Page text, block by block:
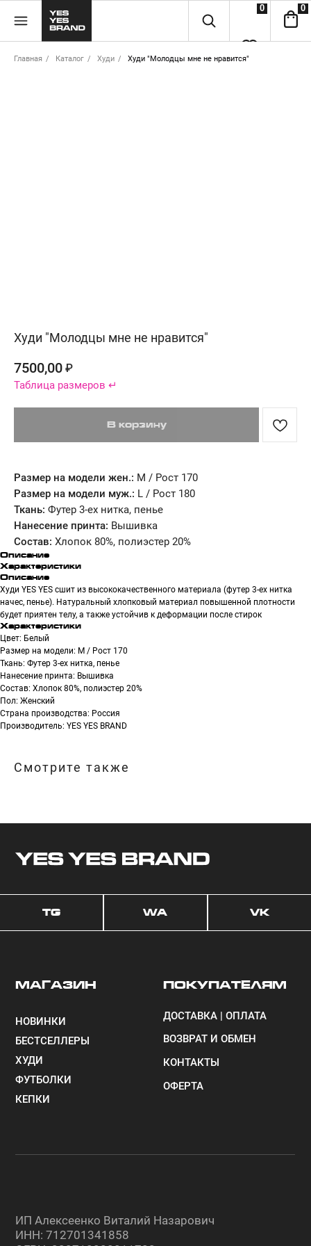
0
0
Главная / Каталог / Худи / Худи "Молодцы мне не нравится"
Худи "Молодцы мне не нравится"
7500,00 ₽
Таблица размеров ↵
В корзину
Размер на модели жен.: М / Рост 170
Размер на модели муж.: L / Рост 180
Ткань: Футер 3-ех нитка, пенье
Нанесение принта: Вышивка
Состав: Хлопок 80%, полиэстер 20%
Описание
Характеристики
Описание
Худи YES YES сшит из высококачественного материала (футер 3-ех нитка
начес, пенье). Натуральный хлопковый материал повышенной плотности
будет приятен телу, а также устойчив к деформации после стирок
Характеристики
Цвет: Белый
Размер на модели: М / Рост 170
Ткань: Футер 3-ех нитка, пенье
Нанесение принта: Вышивка
Состав: Хлопок 80%, полиэстер 20%
Пол: Женский
Страна производства: Россия
Производитель: YES YES BRAND
Смотрите также
МАГАЗИН
ДОСТАВКА | ОПЛАТА
Политика конфиденциальности
Разработкa Y-S
НОВИНКИ
ФУТБОЛКИ
ОГРН: 323710000011702
WA
TG